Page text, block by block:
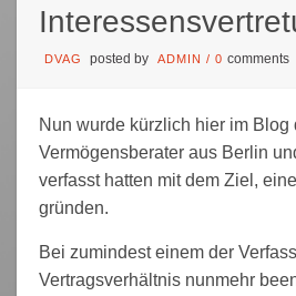
DVAG posted by ADMIN /0comments
Nun wurde kürzlich hier im
Vermögensberater aus Berlin
verfasst hatten mit dem Ziel,
gründen.
Bei zumindest einem der
Vertragsverhältnis nunmehr